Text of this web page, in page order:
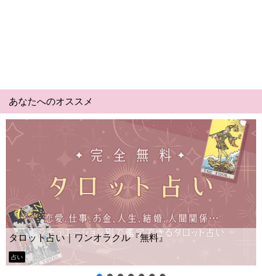
あなたへのオススメ
Yes No占い｜無料タロット◆私の質問の答えはイエ
ー？
タロット占い